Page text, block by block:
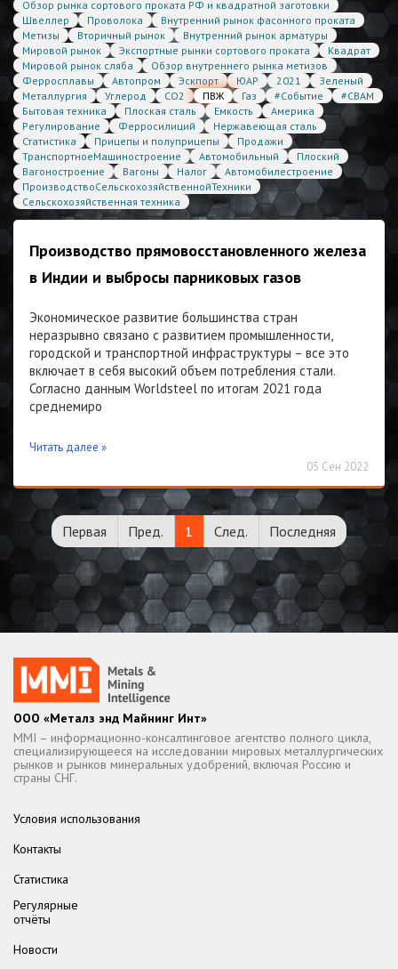
Обзор рынка сортового проката РФ и квадратной заготовки
Швеллер
Проволока
Внутренний рынок фасонного проката
Метизы
Вторичный рынок
Внутренний рынок арматуры
Мировой рынок
Экспортные рынки сортового проката
Квадрат
Мировой рынок сляба
Обзор внутреннего рынка метизов
Ферросплавы
Автопром Эскпорт ЮАР 2021
Зеленый
Металлургия
Углерод CO2 ПВЖ Газ #Событие
#CBAM
Бытовая техника
Плоская сталь Емкость
Америка
Регулирование
Ферросилиций
Нержавеющая сталь
Статистика
Прицепы и полуприцепы
Продажи
ТранспортноеМашиностроение
Автомобильный
Плоский
Вагоностроение
Вагоны Налог
Автомобилестроение
ПроизводствоСельскохозяйственнойТехники
Сельскохозяйственная техника
Производство прямовосстановленного железа
в Индии и выбросы парниковых газов
Экономическое развитие большинства стран
неразрывно связано с развитием промышленности,
городской и транспортной инфраструктуры – все это
включает в себя высокий объем потребления стали.
Согласно данным Worldsteel по итогам 2021 года
среднемиро
Читать далее »
05 Сен 2022
Первая Пред. 1 След. Последняя
ООО «Металз энд Майнинг Инт»
MMI – информационно-консалтинговое агентство полного цикла,
специализирующееся на исследовании мировых металлургических
рынков и рынков минеральных удобрений, включая Россию и
страны СНГ.
Условия использования
Контакты
Статистика
Регулярные
отчёты
Новости